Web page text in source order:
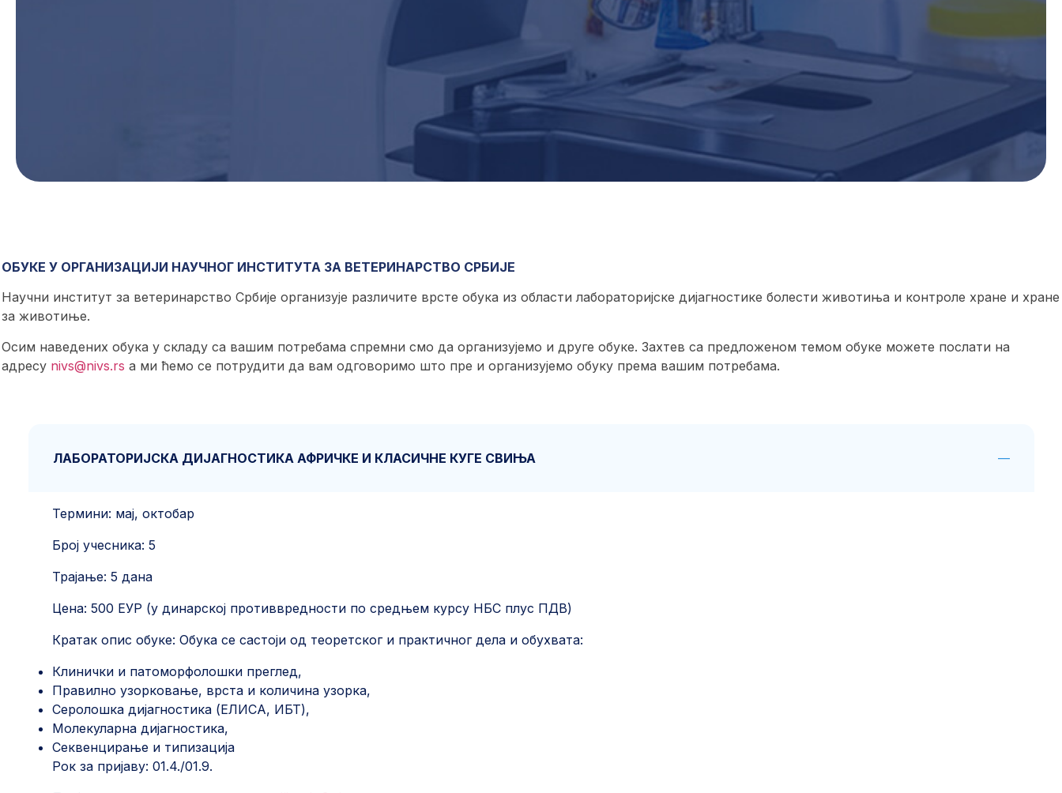
ОБУКЕ У ОРГАНИЗАЦИЈИ НАУЧНОГ ИНСТИТУТА ЗА ВЕТЕРИНАРСТВО СРБИЈЕ
Научни институт за ветеринарство Србије организује различите врсте обука из области лабораторијске дијагностике болести животиња и контроле хране и хране
за животиње.
Осим наведених обука у складу са вашим потребама спремни смо да организујемо и друге обуке. Захтев са предложеном темом обуке можете послати на
адресу nivs@nivs.rs а ми ћемо се потрудити да вам одговоримо што пре и организујемо обуку према вашим потребама.
ЛАБОРАТОРИЈСКА ДИЈАГНОСТИКА АФРИЧКЕ И КЛАСИЧНЕ КУГЕ СВИЊА
Термини: мај, октобар
Број учесника: 5
Трајање: 5 дана
Цена: 500 ЕУР (у динарској противвредности по средњем курсу НБС плус ПДВ)
Кратак опис обуке: Обука се састоји од теоретског и практичног дела и обухвата:
Клинички и патоморфолошки преглед,
Правилно узорковање, врста и количина узорка,
Серолошка дијагностика (ЕЛИСА, ИБТ),
Молекуларна дијагностика,
Секвенцирање и типизација
Рок за пријаву: 01.4./01.9.